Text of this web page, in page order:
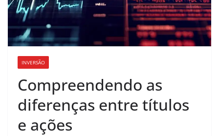
INVERSÃO
Compreendendo as
diferenças entre títulos
e ações